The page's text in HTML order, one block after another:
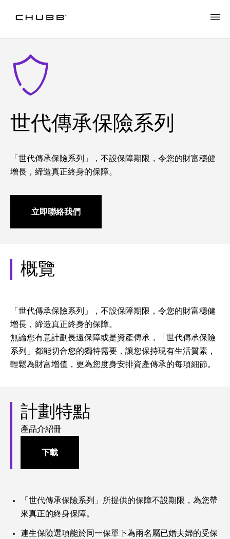
世代傳承保險系列
「世代傳承保險系列」，不設保障期限，令您的財富穩健
增長，締造真正終身的保障。
立即聯絡我們
概覽
「世代傳承保險系列」，不設保障期限，令您的財富穩健
增長，締造真正終身的保障。
無論您有意計劃長遠保障或是資產傳承，「世代傳承保險
系列」都能切合您的獨特需要，讓您保持現有生活質素，
輕鬆為財富增值，更為您度身安排資產傳承的每項細節。
計劃特點
產品介紹冊
下載
「世代傳承保險系列」所提供的保障不設期限，為您帶
來真正的終身保障。
連生保險選項能於同一保單下為兩名屬已婚夫婦的受保